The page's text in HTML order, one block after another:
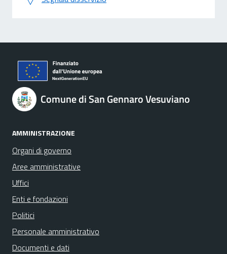
Comune di San Gennaro Vesuviano
AMMINISTRAZIONE
Organi di governo
Aree amministrative
Uffici
Enti e fondazioni
Politici
Personale amministrativo
Documenti e dati